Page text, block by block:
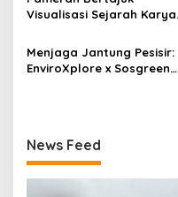
Dimata Hukum
Visualisasi Sejarah Karya
Ilmu Sejarah Unand
Dipamerkan kepada Publik
Menjaga Jantung Pesisir:
EnviroXplore x Sosgreen
News Feed